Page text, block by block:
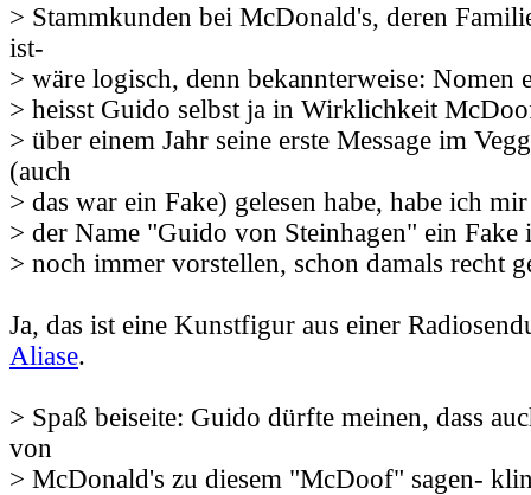
> Stammkunden bei McDonald's, deren
ist-
> wäre logisch, denn bekannterweise: Nomen
> heisst Guido selbst ja in Wirklichkeit
> über einem Jahr seine erste Message im
(auch
> das war ein Fake) gelesen habe, habe ich
> der Name "Guido von Steinhagen" ein Fake
> noch immer vorstellen, schon damals recht
Ja, das ist eine Kunstfigur aus einer
Aliase.
> Spaß beiseite: Guido dürfte meinen, dass
von
> McDonald's zu diesem "McDoof" sagen-